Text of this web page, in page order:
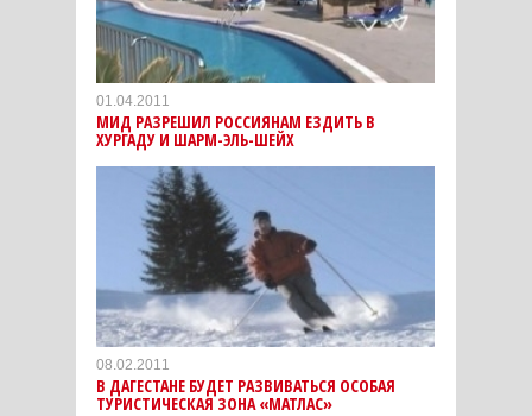
01.04.2011
МИД РАЗРЕШИЛ РОССИЯНАМ ЕЗДИТЬ В
ХУРГАДУ И ШАРМ-ЭЛЬ-ШЕЙХ
08.02.2011
В ДАГЕСТАНЕ БУДЕТ РАЗВИВАТЬСЯ ОСОБАЯ
ТУРИСТИЧЕСКАЯ ЗОНА «МАТЛАС»